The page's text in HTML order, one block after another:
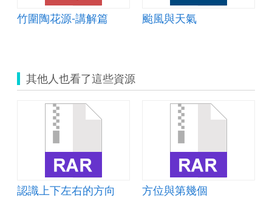
竹圍陶花源-講解篇 颱風與天氣
其他人也看了這些資源
認識上下左右的方向 方位與第幾個